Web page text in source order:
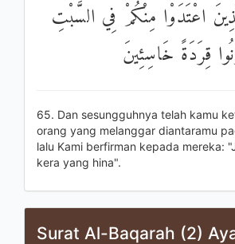
اعْتَدَوْا مِنْكُمْ فِي السَّبْتِ
قِرَدَةً خَاسِئِينَ
65. Dan sesungguhnya telah kamu
orang yang melanggar diantaramu
lalu Kami berfirman kepada mereka:
kera yang hina".
Surat Al-Baqarah (2)